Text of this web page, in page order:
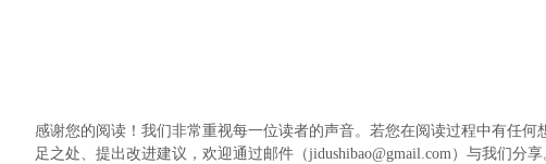
感谢您的阅读！我们非常重视每一位读者的声音。若您在阅读过程中有任
足之处、提出改进建议，欢迎通过邮件（jidushibao@gmail.com）与我们